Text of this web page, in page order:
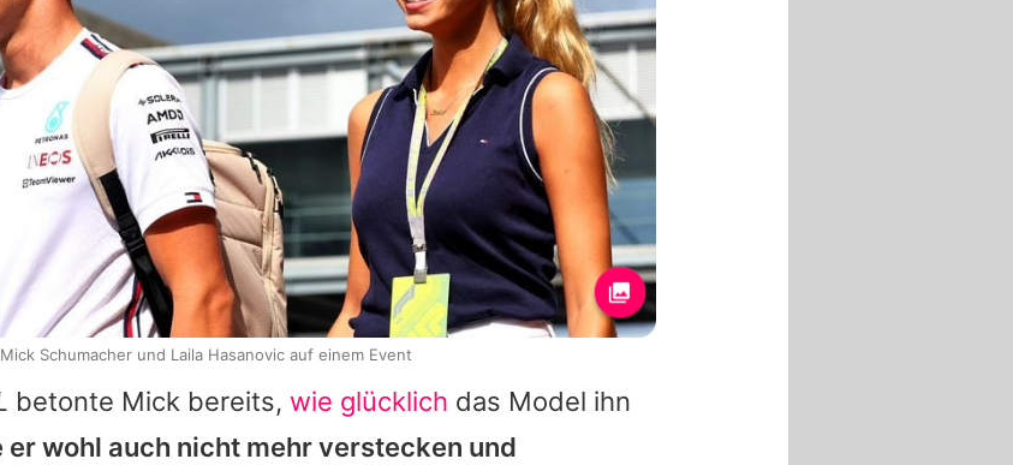
betonte Mick bereits, wie glücklich das Model ihn
er wohl auch nicht mehr verstecken und
Mick Schumacher und Laila Hasanovic auf einem Event